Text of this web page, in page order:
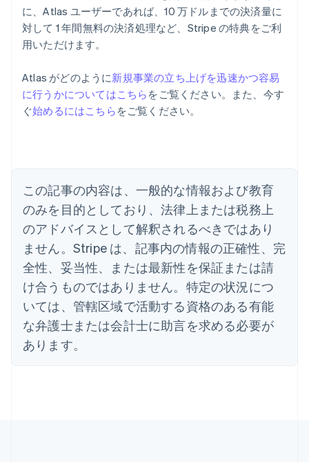
に、Atlas ユーザーであれば、10 万ドルまでの決済量に
対して 1 年間無料の決済処理など、Stripe の特典をご利
用いただけます。
Atlas がどのように新規事業の立ち上げを迅速かつ容易
に行うかについてはこちら をご覧ください。また、今す
ぐ始めるにはこちら をご覧ください。
この記事の内容は、一般的な情報および教育
のみを目的としており、法律上または税務上
のアドバイスとして解釈されるべきではあり
ません。Stripe は、記事内の情報の正確性、完
全性、妥当性、または最新性を保証または請
け合うものではありません。特定の状況につ
いては、管轄区域で活動する資格のある有能
な弁護士または会計士に助言を求める必要が
あります。
アイルランド
English
アメリカ
イギリス
イタリア
Italiano English
インド
English
エストニア
English
オーストラリア
English
オーストリア
Deutsch English
オランダ
Nederlands